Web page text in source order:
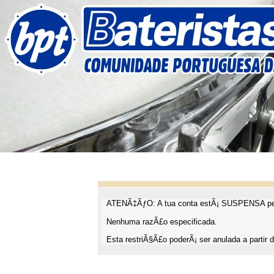
ATENÃ‡ÃƒO: A tua conta estÃ¡ SUSPENSA
Nenhuma razÃ£o especificada.
Esta restriÃ§Ã£o poderÃ¡ ser anulada a partir